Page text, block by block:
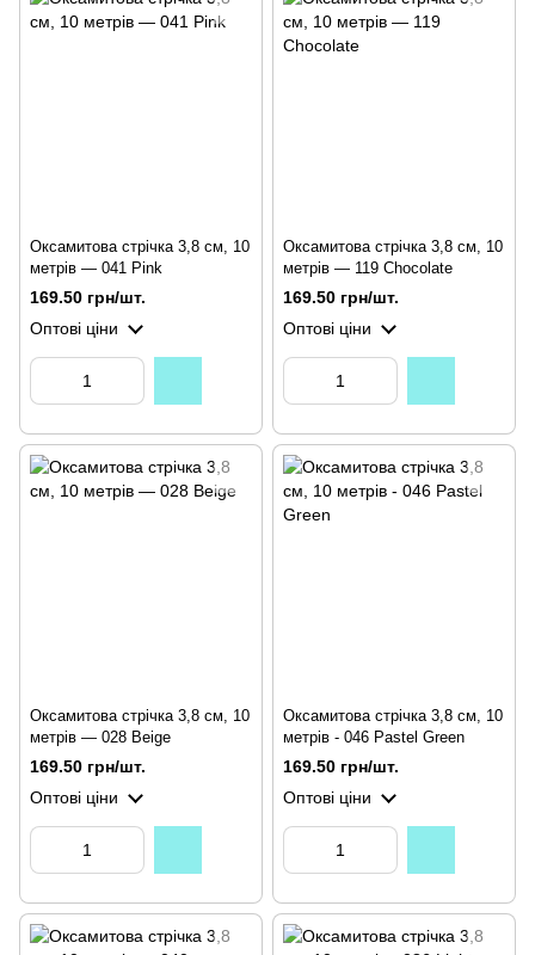
Оксамитова стрічка 3,8 см, 10
метрів — 041 Pink
169.50 грн/шт.
Оптові ціни
Оксамитова стрічка 3,8 см, 10
метрів — 119 Chocolate
169.50 грн/шт.
Оптові ціни
Оксамитова стрічка 3,8 см, 10
метрів — 028 Beige
169.50 грн/шт.
Оптові ціни
Оксамитова стрічка 3,8 см, 10
метрів - 046 Pastel Green
169.50 грн/шт.
Оптові ціни